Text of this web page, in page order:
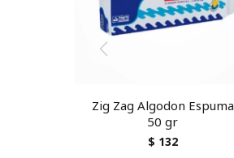
Zig Zag Algodon Espuma
50 gr
$ 132